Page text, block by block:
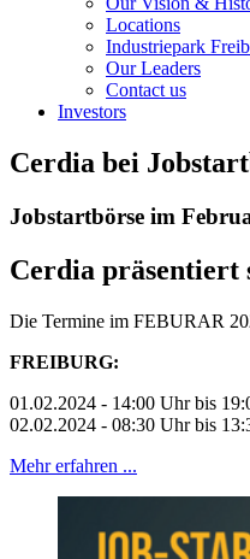
Locations
Industriepark
Our Leaders
Contact us
Investors
Cerdia bei
Jobstartbörse im
Cerdia präsentiert
Die Termine im FEBURAR
FREIBURG:
01.02.2024 - 14:00 Uhr bis
02.02.2024 - 08:30 Uhr bis
Mehr erfahren ...